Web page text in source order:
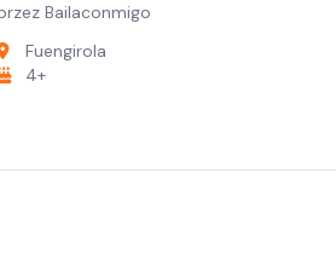
Bailaconmigo
Fuengirola
4+